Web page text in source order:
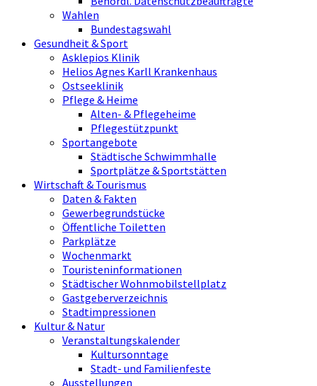
Wahlen
Bundestagswahl
Gesundheit & Sport
Asklepios Klinik
Helios Agnes Karll Krankenhaus
Ostseeklinik
Pflege & Heime
Alten- & Pflegeheime
Pflegestützpunkt
Sportangebote
Städtische Schwimmhalle
Sportplätze & Sportstätten
Wirtschaft & Tourismus
Daten & Fakten
Gewerbegrundstücke
Öffentliche Toiletten
Parkplätze
Wochenmarkt
Touristeninformationen
Städtischer Wohnmobilstellplatz
Gastgeberverzeichnis
Stadtimpressionen
Kultur & Natur
Veranstaltungskalender
Kultursonntage
Stadt- und Familienfeste
Ausstellungen